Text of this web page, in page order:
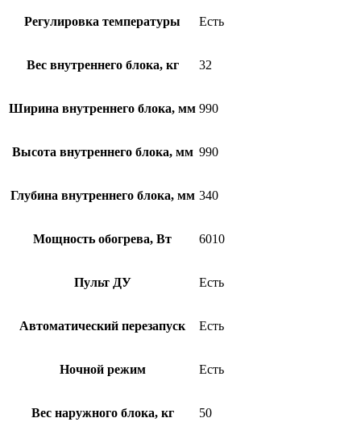
Регулировка температуры Есть
Вес внутреннего блока, кг 32
Ширина внутреннего блока, мм 990
Высота внутреннего блока, мм 990
Глубина внутреннего блока, мм 340
Мощность обогрева, Вт 6010
Пульт ДУ Есть
Автоматический перезапуск Есть
Ночной режим Есть
Вес наружного блока, кг 50